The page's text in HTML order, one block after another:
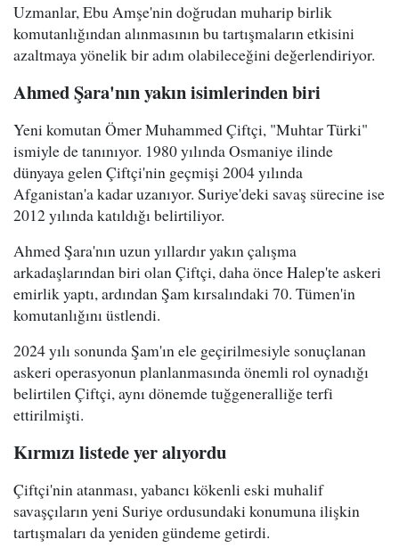
Uzmanlar, Ebu Amşe'nin doğrudan muharip birlik
komutanlığından alınmasının bu tartışmaların etkisini
azaltmaya yönelik bir adım olabileceğini değerlendiriyor.
Ahmed Şara'nın yakın isimlerinden biri
Yeni komutan Ömer Muhammed Çiftçi, "Muhtar Türki"
ismiyle de tanınıyor. 1980 yılında Osmaniye ilinde
dünyaya gelen Çiftçi'nin geçmişi 2004 yılında
Afganistan'a kadar uzanıyor. Suriye'deki savaş sürecine ise
2012 yılında katıldığı belirtiliyor.
Ahmed Şara'nın uzun yıllardır yakın çalışma
arkadaşlarından biri olan Çiftçi, daha önce Halep'te askeri
emirlik yaptı, ardından Şam kırsalındaki 70. Tümen'in
komutanlığını üstlendi.
2024 yılı sonunda Şam'ın ele geçirilmesiyle sonuçlanan
askeri operasyonun planlanmasında önemli rol oynadığı
belirtilen Çiftçi, aynı dönemde tuğgeneralliğe terfi
ettirilmişti.
Kırmızı listede yer alıyordu
Çiftçi'nin atanması, yabancı kökenli eski muhalif
savaşçıların yeni Suriye ordusundaki konumuna ilişkin
tartışmaları da yeniden gündeme getirdi.